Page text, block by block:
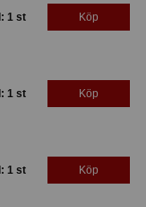
1 st Köp
1 st Köp
1 st Köp